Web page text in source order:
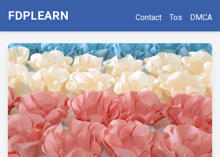
FDPLEARN Contact Tos DMCA